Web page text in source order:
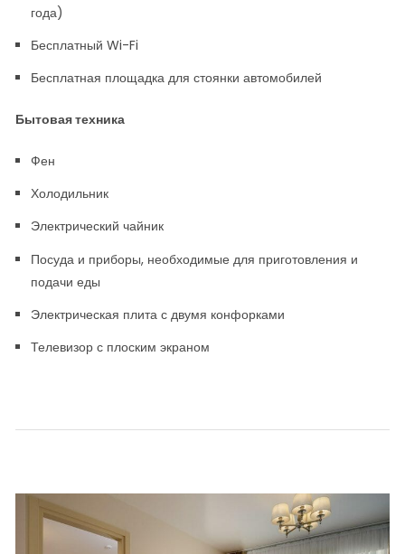
года)
Бесплатный Wi-Fi
Бесплатная площадка для стоянки автомобилей
Бытовая техника
Фен
Холодильник
Электрический чайник
Посуда и приборы, необходимые для приготовления и
подачи еды
Электрическая плита с двумя конфорками
Телевизор с плоским экраном